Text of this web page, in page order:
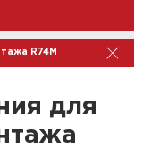
R74M
для